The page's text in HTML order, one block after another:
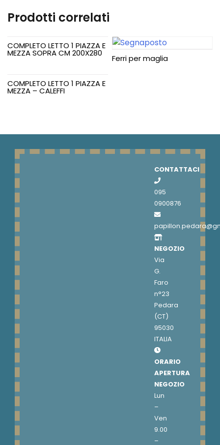
quantità
Prodotti correlati
COMPLETO LETTO 1 PIAZZA E
MEZZA SOPRA CM 200X280
Ferri per maglia
COMPLETO LETTO 1 PIAZZA E
MEZZA – CALEFFI
CONTATTACI
095
0900876
NEGOZIO
Via
G.
Faro
n°23
Pedara
(CT)
95030
ITALIA
ORARIO
APERTURA
NEGOZIO
Lun
–
Ven
9.00
–